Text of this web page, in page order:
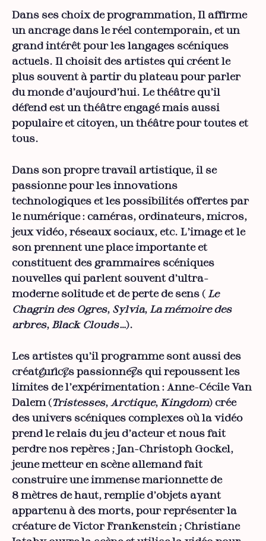
Dans ses choix de programmation, Il affirme
un ancrage dans le réel contemporain, et un
grand intérêt pour les langages scéniques
actuels. Il choisit des artistes qui créent le
plus souvent à partir du plateau pour parler
du monde d’aujourd’hui. Le théâtre qu’il
défend est un théâtre engagé mais aussi
populaire et citoyen, un théâtre pour toutes et
tous.
Dans son propre travail artistique, il se
passionne pour les innovations
technologiques et les possibilités offertes par
le numérique : caméras, ordinateurs, micros,
jeux vidéo, réseaux sociaux, etc. L’image et le
son prennent une place importante et
constituent des grammaires scéniques
nouvelles qui parlent souvent d’ultra-
moderne solitude et de perte de sens ( Le
Chagrin des Ogres, Sylvia, La mémoire des
arbres, Black Clouds…).
Les artistes qu’il programme sont aussi des
créateur·ices passionné·es qui repoussent les
limites de l’expérimentation : Anne-Cécile Van
Dalem (Tristesses, Arctique, Kingdom) crée
des univers scéniques complexes où la vidéo
prend le relais du jeu d’acteur et nous fait
perdre nos repères ; Jan-Christoph Gockel,
jeune metteur en scène allemand fait
construire une immense marionnette de
8 mètres de haut, remplie d’objets ayant
appartenu à des morts, pour représenter la
créature de Victor Frankenstein ; Christiane